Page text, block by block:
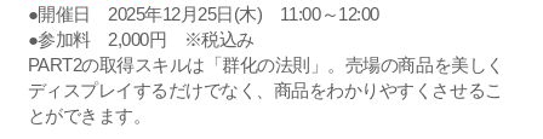
●開催日 2025年12月25日(木) 11:00～12:00
●参加料 2,000円 ※税込み
PART2の取得スキルは「群化の法則」。売場の商品を美しく
ディスプレイするだけでなく、商品をわかりやすくさせるこ
とができます。